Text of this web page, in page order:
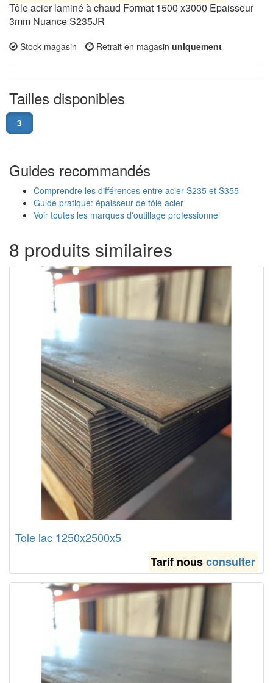
Tôle acier laminé à chaud Format 1500 x3000 Epaisseur
3mm Nuance S235JR
Stock magasin Retrait en magasin uniquement
Tailles disponibles
3
Guides recommandés
Comprendre les différences entre acier S235 et S355
Guide pratique: épaisseur de tôle acier
Voir toutes les marques d'outillage professionnel
8 produits similaires
Tole lac 1250x2500x5
Tarif nousconsulter